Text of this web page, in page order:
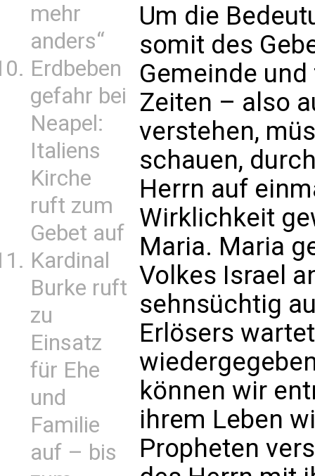
mehr
anders“
Erdbeben
gefahr bei
Neapel:
Italiens
Kirche
ruft zum
Gebet auf
Kardinal
Burke ruft
zu
Einsatz
für Ehe
und
Familie
auf – bis
Um die
somit des
Gemeinde
Zeiten – also
verstehen,
schauen,
Herrn auf
Wirklichkeit
Maria. Maria
Volkes Israel
sehnsüchtig
Erlösers
können wir
ihrem Leben
Propheten